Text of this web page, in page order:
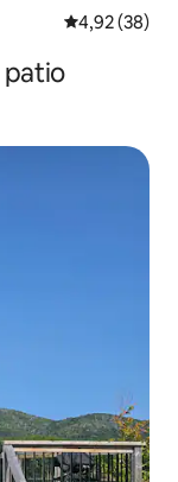
Note
4,92 (38)
patio